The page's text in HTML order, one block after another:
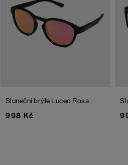
Sluneční brýle Luceo Rosa
998 Kč